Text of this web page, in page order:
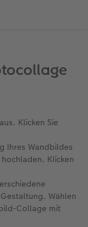
Klicken Sie
Ihres Wandbildes
Klicken
Wählen
Collage mit